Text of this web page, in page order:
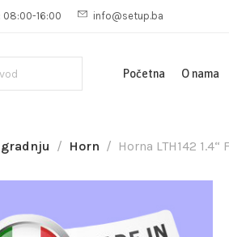
08:00-16:00 info@setup.ba
Početna O nama
Horn Horna LTH142 1.4“